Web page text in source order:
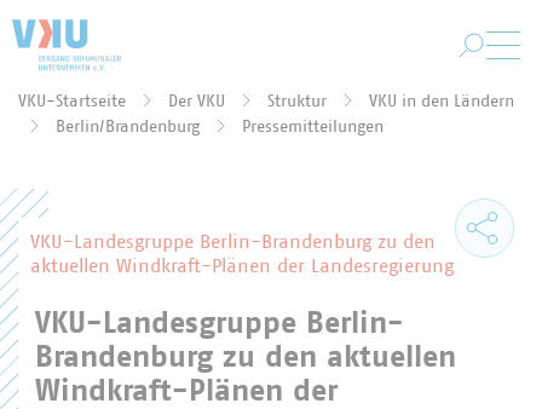
Sie befinden sich hier:
VKU-Startseite Der VKU Struktur
VKU in den Ländern
Berlin/Brandenburg
Pressemitteilungen
VKU-Landesgruppe Berlin-Brandenburg zu den
aktuellen Windkraft-Plänen der Landesregierung
VKU-Landesgruppe Berlin-
Brandenburg zu den aktuellen
Windkraft-Plänen der